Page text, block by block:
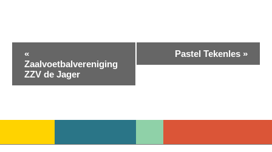
Evenement
Navigatie
«
Zaalvoetbalvereniging
ZZV de Jager
Pastel Tekenles »